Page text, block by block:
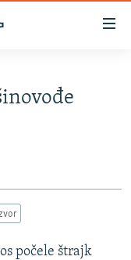
počele štrajk